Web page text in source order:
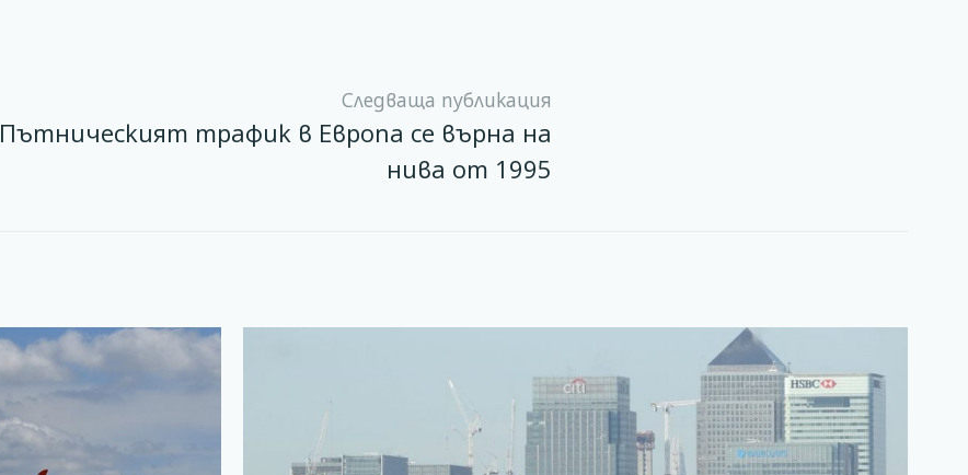
Следваща публикация
Пътническият трафик в Европа се върна на
нива от 1995